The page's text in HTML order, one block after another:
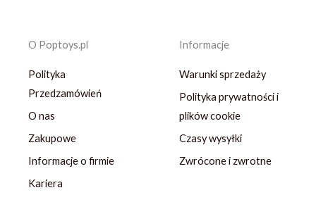
O Poptoys.pl
Polityka
Przedzamówień
O nas
Zakupowe
Informacje o firmie
Kariera
Informacje
Warunki sprzedaży
Polityka prywatności i
plików cookie
Czasy wysyłki
Zwrócone i zwrotne